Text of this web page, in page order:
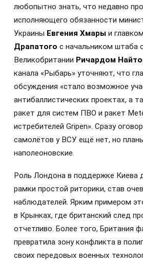
любопытно знать, что недавно
исполняющего обязанности
Украины Евгения Хмары и
Драпатого с начальником штаба
Великобритании Ричардом
канала «Рыбарь» уточняют, что
обсуждения «стало возможное
антибаллистических проектах, а
ракет для систем ПВО и ракет
истребителей Gripen». Сразу
самолётов у ВСУ ещё нет, но
наполеоновские.
Роль Лондона в поддержке Киева
рамки простой риторики, став
наблюдателей. Ярким примером
в Крынках, где британский след
отчетливо. Более того, Британия
превратила зону конфликта в
своих передовых военных